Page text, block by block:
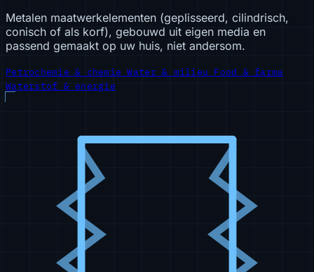
Metalen maatwerkelementen (geplisseerd, cilindrisch,
conisch of als korf), gebouwd uit eigen media en
passend gemaakt op uw huis, niet andersom.
Petrochemie & chemieWater & milieu Food & farma
Waterstof & energie